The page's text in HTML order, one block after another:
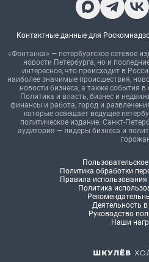
Контактные данные для
«Фонтанка» — петербургское сетевое
новости Петербурга, но и
интересное, что происходит в
наиболее значимые происшествия,
новости бизнеса, а также события в
Политика и власть, бизнес и
финансы и работа, город и
которые освещает ведущее
политическое издание. Санкт-
аудитория — лидеры бизнеса и
Политика обработки
Правила
Политика
Деятельность
Руководство
Наши